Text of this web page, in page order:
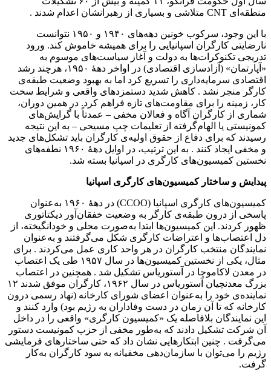
منطقه‌ای CNT متلاشی و بسیاری از رهبرانشان اعدام شدند .
با این وجود، سرکوب خونین دهه‌های ۱۹۴۰ و ۱۹۵۰ نتوانست
نارضایتی کارگران اسپانیایی را برای همیشه خاموش کند. ورود
تدریجی تکنوکرات‌ها به دولت و آغاز سیاست‌های موسوم به
«آپارتمان» (آزادسازی اقتصادی) در اواخر دههٔ ۱۹۵۰، هرچند رشد
اقتصادی سرمایه‌داری را تسریع کرد اما به بهبود وضعیت طبقه‌ی
کارگر منجر نشد . کاهش شدید دستمزدهای واقعی و شرایط سخت
کار، زمینه را برای مقاومت‌های تازه فراهم کرد. در همین دوران،
شماری از کارگران آگاه و فعالان مخفی – عمدتاً با گرایش‌های
کمونیستی یا الهام‌گرفته از تعلیمات چپ مسیحی – به این نتیجه
رسیدند که برای دفاع از حقوق اولیه‌ی کارگران باید تشکل‌های جدید
و مخفی ایجاد کنند . به این ترتیب، در اوایل دههٔ ۱۹۶۰ نطفه‌های
نخستین کمیسیون‌های کارگری در اسپانیا بسته شد.
پیدایش و ساختار کمیسیون‌های کارگری اسپانیا
کمیسیون‌های کارگری اسپانیا (CCOO) در دههٔ ۱۹۶۰ به‌عنوان
پاسخی از درون طبقه‌ی کارگر به وضعیت خفقان‌آور دیکتاتوری
ظهور کردند. این کمیسیون‌ها ابتدا به‌صورت محلی و خودانگیخته، از
دل اعتصاب‌ها و اعتراضات کارگری شکل می‌گرفتند و به‌عنوان
نمایندگان منتخب کارگران در هر واحد کاری عمل می‌کردند . برای
مثال، یکی از نخستین کمیسیون‌ها در سال ۱۹۵۷ طی یک اعتصاب
در معدن لاکاموچا در آستوریاس تشکیل شد . همچنین در اعتصاب
بزرگ معدنچیان آستوریاس در سال ۱۹۶۲، کارگران موفق شدند ۱۲
نماینده‌ی خود را به‌عنوان اعضای شورای کارخانه (نهاد رسمی درون
کارخانه که تا آن زمان در دست وفاداران به رژیم بود) وارد کنند و
این نمایندگان بلافاصله یک «کمیسیون کارگری» واقعی را در داخل
آن شرکت تشکیل دادند که به‌طور مخفی از حزب کمونیست دستور
می‌گرفت . چنین ابتکارهایی نشان داد که حتی ساختارهای فرمایشی
رژیم را می‌توان با سازمان‌دهی مخفیانه به سود کارگران به‌کار
گرفت.